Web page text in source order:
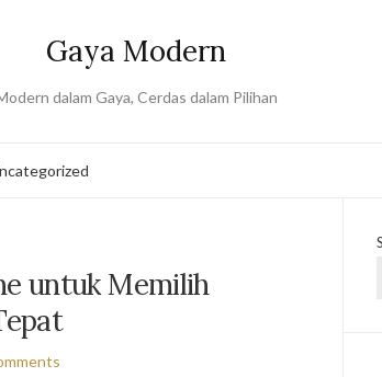
Gaya Modern
dalam Gaya, Cerdas dalam Pilihan
untuk Memilih